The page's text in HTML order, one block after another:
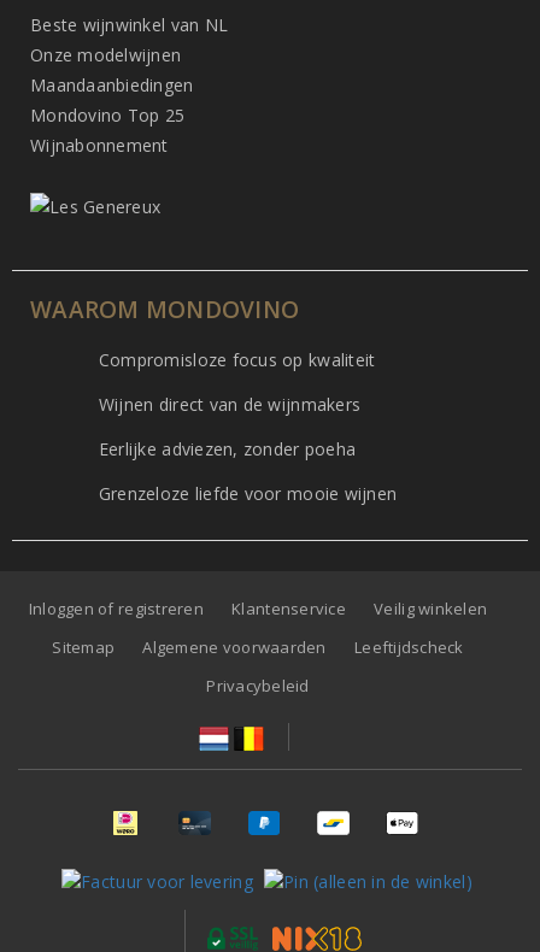
Beste wijnwinkel van NL
Onze modelwijnen
Maandaanbiedingen
Mondovino Top 25
Wijnabonnement
WAAROM MONDOVINO
Compromisloze focus op kwaliteit
Wijnen direct van de wijnmakers
Eerlijke adviezen, zonder poeha
Grenzeloze liefde voor mooie wijnen
Inloggen of registreren Klantenservice
Veilig winkelen
Sitemap
Algemene voorwaarden
Leeftijdscheck
Privacybeleid